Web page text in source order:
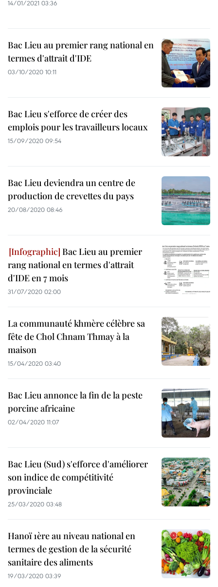
14/01/2021 03:36
Bac Lieu au premier rang national en
termes d'attrait d'IDE
03/10/2020 10:11
Bac Lieu s'efforce de créer des
emplois pour les travailleurs locaux
15/09/2020 09:54
Bac Lieu deviendra un centre de
production de crevettes du pays
20/08/2020 08:46
Bac Lieu au premier
rang national en termes d'attrait
d'IDE en 7 mois
31/07/2020 02:00
La communauté khmère célèbre sa
fête de Chol Chnam Thmay à la
maison
15/04/2020 03:40
Bac Lieu annonce la fin de la peste
porcine africaine
02/04/2020 11:07
Bac Lieu (Sud) s'efforce d'améliorer
son indice de compétitivité
provinciale
25/03/2020 03:48
Hanoï 1ère au niveau national en
termes de gestion de la sécurité
sanitaire des aliments
19/03/2020 03:39